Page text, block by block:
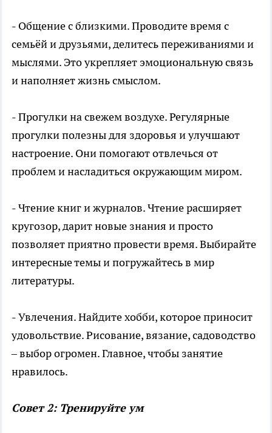
- Общение с близкими. Проводите время с
семьёй и друзьями, делитесь переживаниями и
мыслями. Это укрепляет эмоциональную связь
и наполняет жизнь смыслом.
- Прогулки на свежем воздухе. Регулярные
прогулки полезны для здоровья и улучшают
настроение. Они помогают отвлечься от
проблем и насладиться окружающим миром.
- Чтение книг и журналов. Чтение расширяет
кругозор, дарит новые знания и просто
позволяет приятно провести время. Выбирайте
интересные темы и погружайтесь в мир
литературы.
- Увлечения. Найдите хобби, которое приносит
удовольствие. Рисование, вязание, садоводство
– выбор огромен. Главное, чтобы занятие
нравилось.
Совет 2: Тренируйте ум